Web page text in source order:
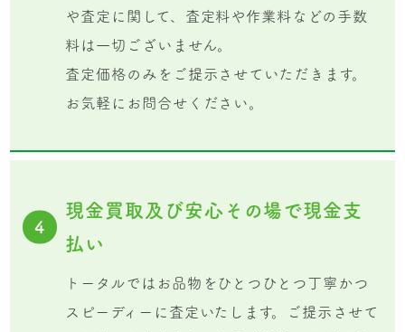
や査定に関して、査定料や作業料などの手数
料は一切ございません。
査定価格のみをご提示させていただきます。
お気軽にお問合せください。
4
現金買取及び安心その場で現金支
払い
トータルではお品物をひとつひとつ丁寧かつ
スピーディーに査定いたします。ご提示させて